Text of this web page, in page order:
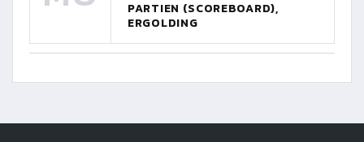
PARTIEN (SCOREBOARD),
ERGOLDING